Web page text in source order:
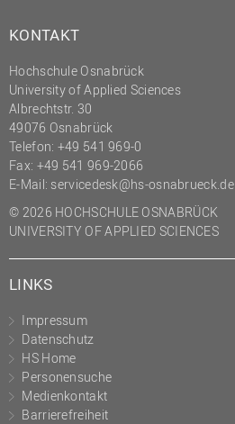
KONTAKT
Hochschule Osnabrück
University of Applied Sciences
Albrechtstr. 30
49076 Osnabrück
Telefon: +49 541 969-0
Fax: +49 541 969-2066
E-Mail: servicedesk@hs-osnabrueck.de
© 2026 HOCHSCHULE OSNABRÜCK
UNIVERSITY OF APPLIED SCIENCES
LINKS
Impressum
Datenschutz
HS Home
Personensuche
Medienkontakt
Barrierefreiheit